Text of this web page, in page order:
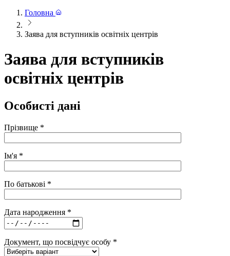
Головна
Заява для вступників освітніх центрів
Заява для вступників
освітніх центрів
Особисті дані
Прізвище *
Ім'я *
По батькові *
Дата народження *
Документ, що посвідчує особу *